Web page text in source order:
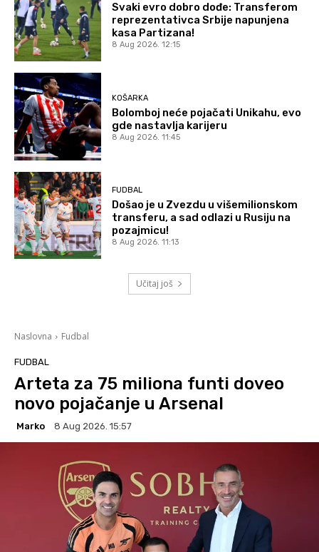
Svaki evro dobro dođe: Transferom
reprezentativca Srbije napunjena
kasa Partizana!
8 Aug 2026. 12:15
KOŠARKA
Bolomboj neće pojačati Unikahu, evo
gde nastavlja karijeru
8 Aug 2026. 11:45
FUDBAL
Došao je u Zvezdu u višemilionskom
transferu, a sad odlazi u Rusiju na
pozajmicu!
8 Aug 2026. 11:13
Učitaj još